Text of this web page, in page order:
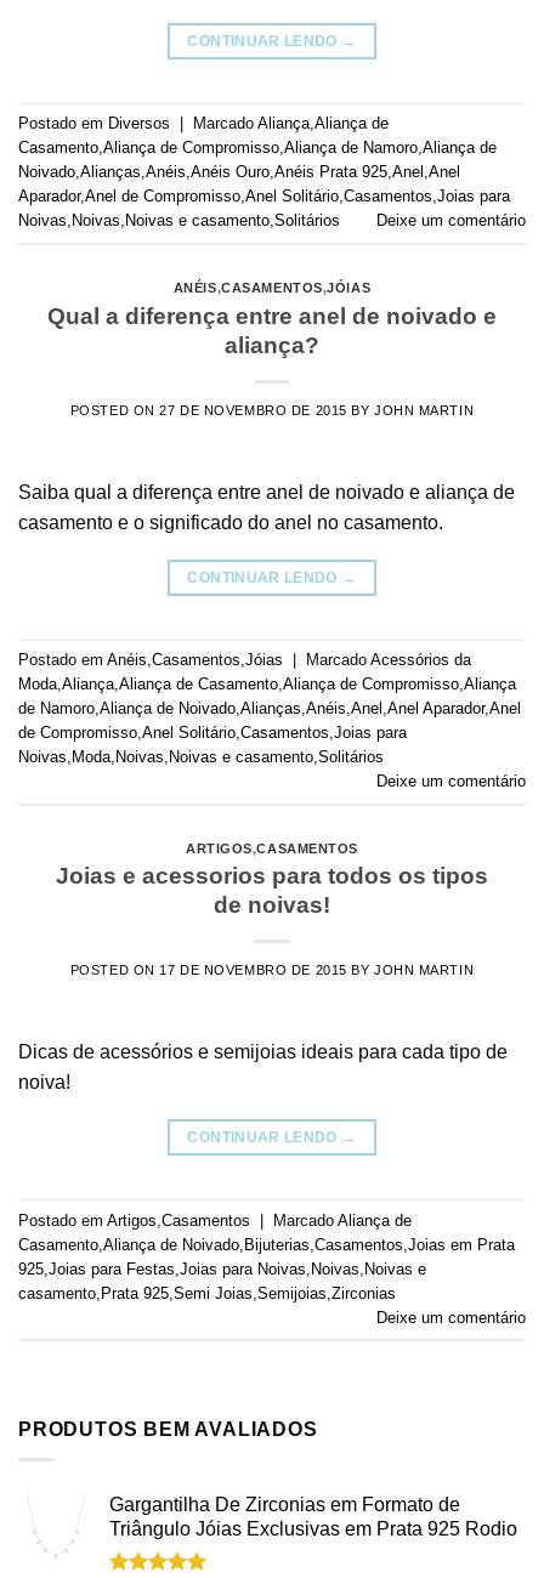
CONTINUAR LENDO →
Postado em Diversos Marcado Aliança,Aliança de
Casamento,Aliança de Compromisso,Aliança de Namoro,Aliança de
Noivado,Alianças,Anéis,Anéis Ouro,Anéis Prata 925,Anel ,Anel
Aparador,Anel de Compromisso,Anel Solitário,Casamentos,Joias para
Noivas, Noivas, Noivas e casamento,Solitários Deixe um comentário
ANÉIS,CASAMENTOS,JÓIAS
Qual a diferença entre anel de noivado e
aliança?
POSTED ON27 DE NOVEMBRO DE 2015 BY JOHN MARTIN
Saiba qual a diferença entre anel de noivado e aliança de
casamento e o significado do anel no casamento.
CONTINUAR LENDO →
Postado em Anéis Casamentos Jóias Marcado Acessórios da
Moda Aliança Aliança de Casamento Aliança de Compromisso Aliança
de Namoro Aliança de Noivado Alianças Anéis Anel Anel Aparador,Anel
de Compromisso Anel Solitário Casamentos Joias para
Noivas Moda Noivas Noivas e casamento Solitários
Deixe um comentário
ARTIGOS,CASAMENTOS
Joias e acessorios para todos os tipos
de noivas!
POSTED ON 17 DE NOVEMBRO DE 2015 BY JOHN MARTIN
Dicas de acessórios e semijoias ideais para cada tipo de
noiva!
CONTINUAR LENDO →
Postado em Artigos Casamentos | Marcado Aliança de
Casamento Aliança de Noivado Bijuterias Casamentos Joias em Prata
925 Joias para Festas Joias para Noivas Noivas Noivas e
casamento Prata 925 Semi Joias Semijoias Zirconias
Deixe um comentário
PRODUTOS BEM AVALIADOS
Gargantilha De Zirconias em Formato de
Triângulo Jóias Exclusivas em Prata 925 Rodio